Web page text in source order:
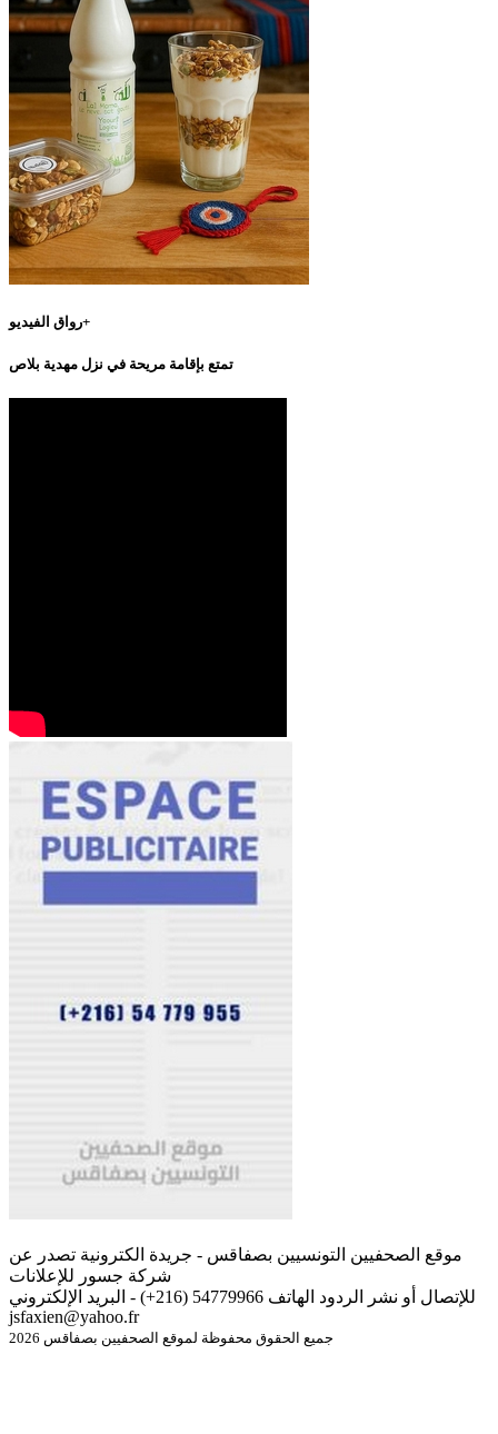
رواق الفيديو+
تمتع بإقامة مريحة في نزل مهدية بلاص
موقع الصحفيين التونسيين بصفاقس - جريدة الكترونية تصدر عن
شركة جسور للإعلانات
للإتصال أو نشر الردود الهاتف 54779966 (216+) - البريد الإلكتروني
jsfaxien@yahoo.fr
جميع الحقوق محفوظة لموقع الصحفيين بصفاقس 2026